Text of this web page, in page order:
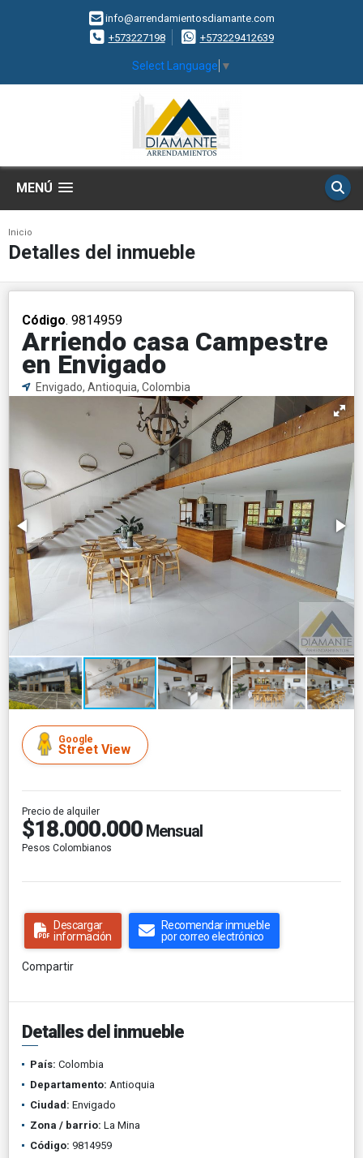
info@arrendamientosdiamante.com
+573227198
+573229412639
Select Language ▼
MENÚ
Inicio
Detalles del inmueble
Código. 9814959
Arriendo casa Campestre
en Envigado
Envigado, Antioquia, Colombia
Google
Street View
Precio de alquiler
$18.000.000 Mensual
Pesos Colombianos
Descargar
información
Recomendar inmueble
por correo electrónico
Compartir
Detalles del inmueble
País: Colombia
Departamento: Antioquia
Ciudad: Envigado
Zona / barrio: La Mina
Código: 9814959